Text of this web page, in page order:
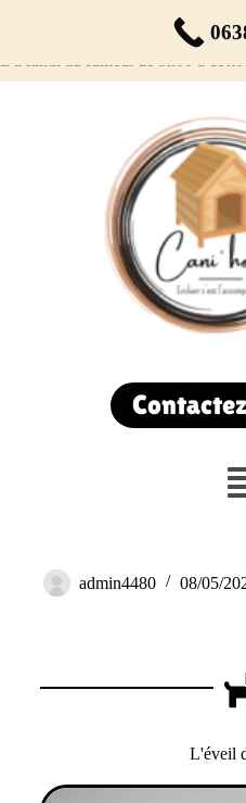
Réservez votre rendez-
admin4480 08/05/
L'éveil